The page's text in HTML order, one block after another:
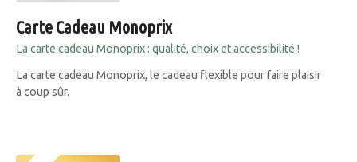
Carte Cadeau Monoprix
La carte cadeau Monoprix : qualité, choix et accessibilité !
La carte cadeau Monoprix, le cadeau flexible pour faire plaisir
à coup sûr.